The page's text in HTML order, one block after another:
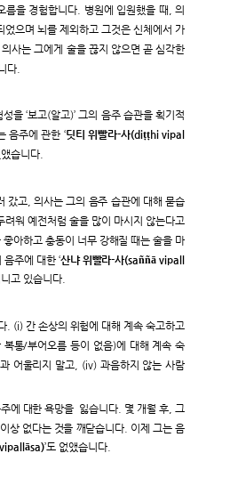
을 경험합니다. 병원에 입원했을 때, 의
으며 뇌를 제외하고 그것은 신체에서 가
사는 그에게 술을 끊지 않으면 곧 심각한
다.
을 ‘보고(알고)’ 그의 음주 습관을 획기적
음주에 관한 ‘딧티 위빨라-사(diṭṭhi vipal
습니다.
갔고, 의사는 그의 음주 습관에 대해 묻습
워 예전처럼 술을 많이 마시지 않는다고
아하고 충동이 너무 강해질 때는 술을 마
주에 대한 ‘산냐 위빨라-사(saññā vipall
니고 있습니다.
. (i) 간 손상의 위험에 대해 계속 숙고하고
통/부어오름 등이 없음)에 대해 계속 숙
어울리지 말고, (iv) 과음하지 않는 사람
에 대한 욕망을 잃습니다. 몇 개월 후, 그
상 없다는 것을 깨닫습니다. 이제 그는 음
’도 없앴습니다.